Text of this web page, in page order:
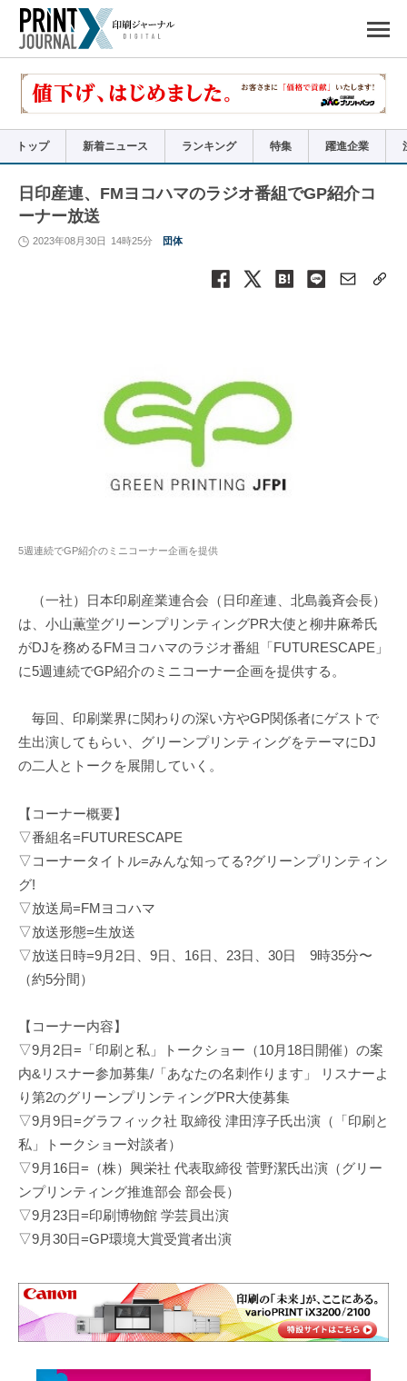
で
リ
トップ 新着ニュース ランキング 特集 躍進企業
日印産連、FMヨコハマのラジオ番組でGP紹介コ
ーナー放送
2023年08月30日 14時25分 団体
5週連続でGP紹介のミニコーナー企画を提供
（一社）日本印刷産業連合会（日印産連、北島義斉会長）
は、小山薫堂グリーンプリンティングPR大使と柳井麻希氏
がDJを務めるFMヨコハマのラジオ番組「FUTURESCAPE」
に5週連続でGP紹介のミニコーナー企画を提供する。
毎回、印刷業界に関わりの深い方やGP関係者にゲストで
生出演してもらい、グリーンプリンティングをテーマにDJ
の二人とトークを展開していく。
【コーナー概要】
▽番組名=FUTURESCAPE
▽コーナータイトル=みんな知ってる?グリーンプリンティン
グ!
▽放送局=FMヨコハマ
▽放送形態=生放送
▽放送日時=9月2日、9日、16日、23日、30日 9時35分〜
（約5分間）
【コーナー内容】
▽9月2日=「印刷と私」トークショー（10月18日開催）の案
内&リスナー参加募集/「あなたの名刺作ります」 リスナーよ
り第2のグリーンプリンティングPR大使募集
▽9月9日=グラフィック社 取締役 津田淳子氏出演（「印刷と
私」トークショー対談者）
▽9月16日=（株）興栄社 代表取締役 菅野潔氏出演（グリー
ンプリンティング推進部会 部会長）
▽9月23日=印刷博物館 学芸員出演
▽9月30日=GP環境大賞受賞者出演